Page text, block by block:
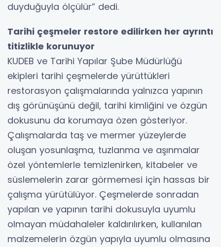
duyduğuyla ölçülür” dedi.
Tarihi çeşmeler restore edilirken her ayrıntı
titizlikle korunuyor
KUDEB ve Tarihi Yapılar Şube Müdürlüğü
ekipleri tarihi çeşmelerde yürüttükleri
restorasyon çalışmalarında yalnızca yapının
dış görünüşünü değil, tarihi kimliğini ve özgün
dokusunu da korumaya özen gösteriyor.
Çalışmalarda taş ve mermer yüzeylerde
oluşan yosunlaşma, tuzlanma ve aşınmalar
özel yöntemlerle temizlenirken, kitabeler ve
süslemelerin zarar görmemesi için hassas bir
çalışma yürütülüyor. Çeşmelerde sonradan
yapılan ve yapının tarihi dokusuyla uyumlu
olmayan müdahaleler kaldırılırken, kullanılan
malzemelerin özgün yapıyla uyumlu olmasına